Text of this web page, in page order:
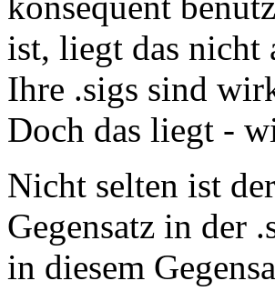
ist, liegt das nicht
Ihre .sigs sind
Doch das liegt -
Nicht selten ist
Gegensatz in der
in diesem